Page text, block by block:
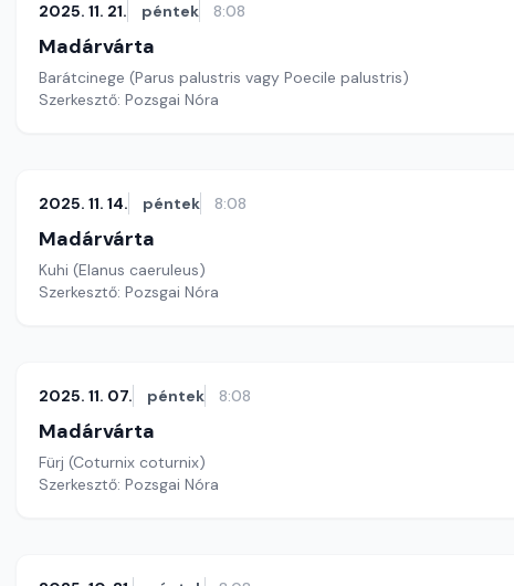
2025. 11. 21. péntek 8:08
Madárvárta
Barátcinege (Parus palustris vagy Poecile palustris)
Szerkesztő: Pozsgai Nóra
2025. 11. 14. péntek 8:08
Madárvárta
Kuhi (Elanus caeruleus)
Szerkesztő: Pozsgai Nóra
2025. 11. 07. péntek 8:08
Madárvárta
Fürj (Coturnix coturnix)
Szerkesztő: Pozsgai Nóra